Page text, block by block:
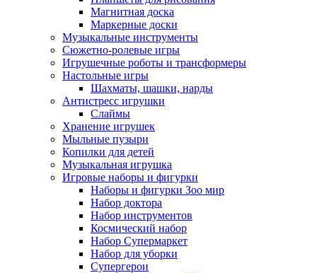
Магнитная доска
Маркерные доски
Музыкальные инструменты
Сюжетно-ролевые игры
Игрушечные роботы и трансформеры
Настольные игры
Шахматы, шашки, нарды
Антистресс игрушки
Слаймы
Хранение игрушек
Мыльные пузыри
Копилки для детей
Музыкальная игрушка
Игровые наборы и фигурки
Наборы и фигурки Зоо мир
Набор доктора
Набор инструментов
Космический набор
Hабор Супермаркет
Набор для уборки
Супергерои